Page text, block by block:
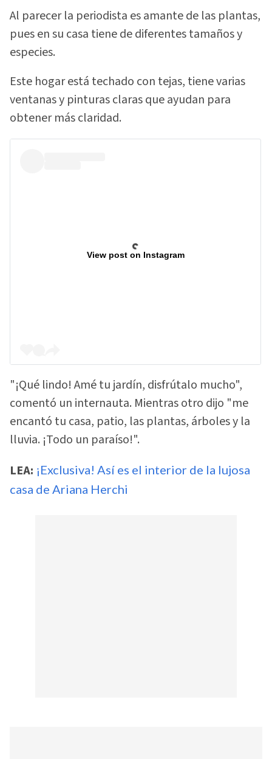
Al parecer la periodista es amante de las plantas,
pues en su casa tiene de diferentes tamaños y
especies.
Este hogar está techado con tejas, tiene varias
ventanas y pinturas claras que ayudan para
obtener más claridad.
View post on Instagram
"¡Qué lindo! Amé tu jardín, disfrútalo mucho",
comentó un internauta. Mientras otro dijo "me
encantó tu casa, patio, las plantas, árboles y la
lluvia. ¡Todo un paraíso!".
LEA: ¡Exclusiva! Así es el interior de la lujosa
casa de Ariana Herchi